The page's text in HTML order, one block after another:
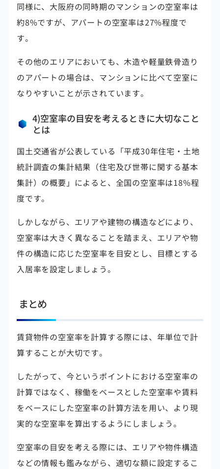
同様に、大阪府の同時期のマンションの空室率は
約8%ですが、アパートの空室率は27%程度で
す。
その他のエリアにおいても、木造や軽量鉄骨造り
のアパートの場合は、マンションに比べて空室に
なりやすいことが示されています。
4)空室率の目安を考えるときに大切なこと
とは
国土交通省が公表している「平成30年住宅・土地
統計調査の集計結果（住宅及び世帯に関する基本
集計）の概要」によると、全国の空室率は18%程
度です。
しかしながら、エリアや建物の構造などにより、
空室率は大きく異なることを踏まえ、エリアや物
件の構造に応じた空室率を目安とし、目標とする
入居率を設定しましょう。
まとめ
賃貸物件の空室率を計算する際には、年単位で計
算することが大切です。
したがって、今というポイントにおける空室率の
計算ではなく、稼働をベースとした空室率や賃料
をベースにした空室率の計算方法を用い、より現
実的な空室率を算出するようにしましょう。
空室率の目安を考える際には、エリアや物件構造
などの情報も鑑みながら、適切な額に設定するこ